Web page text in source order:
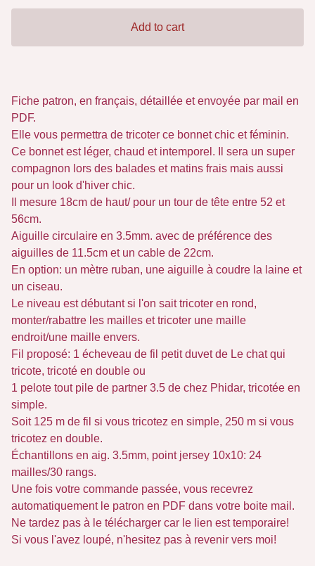
Add to cart
Fiche patron, en français, détaillée et envoyée par mail en
PDF.
Elle vous permettra de tricoter ce bonnet chic et féminin.
Ce bonnet est léger, chaud et intemporel. Il sera un super
compagnon lors des balades et matins frais mais aussi
pour un look d'hiver chic.
Il mesure 18cm de haut/ pour un tour de tête entre 52 et
56cm.
Aiguille circulaire en 3.5mm. avec de préférence des
aiguilles de 11.5cm et un cable de 22cm.
En option: un mètre ruban, une aiguille à coudre la laine et
un ciseau.
Le niveau est débutant si l'on sait tricoter en rond,
monter/rabattre les mailles et tricoter une maille
endroit/une maille envers.
Fil proposé: 1 écheveau de fil petit duvet de Le chat qui
tricote, tricoté en double ou
1 pelote tout pile de partner 3.5 de chez Phidar, tricotée en
simple.
Soit 125 m de fil si vous tricotez en simple, 250 m si vous
tricotez en double.
Échantillons en aig. 3.5mm, point jersey 10x10: 24
mailles/30 rangs.
Une fois votre commande passée, vous recevrez
automatiquement le patron en PDF dans votre boite mail.
Ne tardez pas à le télécharger car le lien est temporaire!
Si vous l'avez loupé, n'hesitez pas à revenir vers moi!